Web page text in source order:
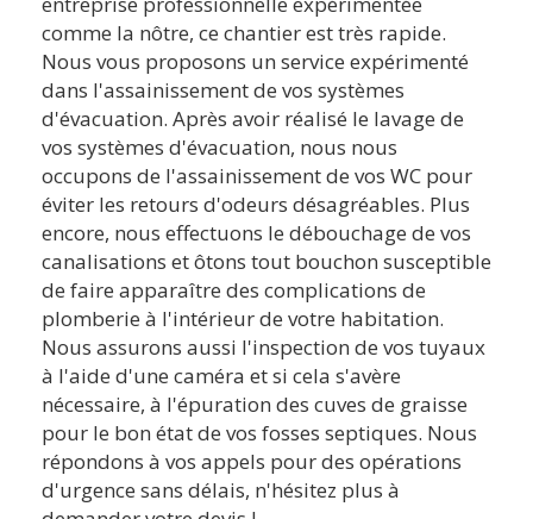
comme la nôtre, ce chantier est très rapide.
Nous vous proposons un service expérimenté
dans l'assainissement de vos systèmes
d'évacuation. Après avoir réalisé le lavage de
vos systèmes d'évacuation, nous nous
occupons de l'assainissement de vos WC pour
éviter les retours d'odeurs désagréables. Plus
encore, nous effectuons le débouchage de vos
canalisations et ôtons tout bouchon susceptible
de faire apparaître des complications de
plomberie à l'intérieur de votre habitation.
Nous assurons aussi l'inspection de vos tuyaux
à l'aide d'une caméra et si cela s'avère
nécessaire, à l'épuration des cuves de graisse
pour le bon état de vos fosses septiques. Nous
répondons à vos appels pour des opérations
d'urgence sans délais, n'hésitez plus à